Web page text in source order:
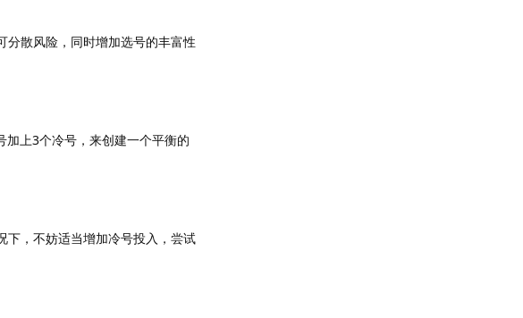
分散风险，同时增加选号的丰富性
加上3个冷号，来创建一个平衡的
下，不妨适当增加冷号投入，尝试